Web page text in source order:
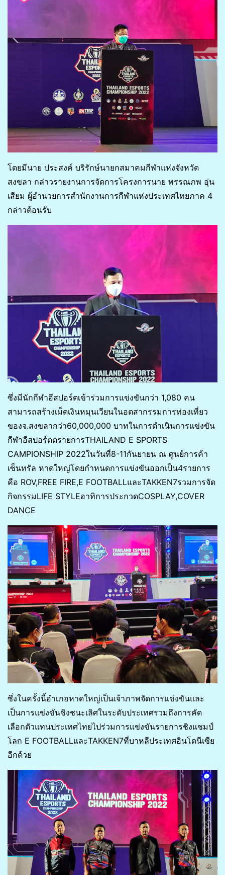
โดยมีนาย ประสงค์ บริรักษ์นายกสมาคมกีฬาแห่งจังหวัด
สงขลา กล่าวรายงานการจัดการโครงการนาย พรรณภพ อุ่น
เสียม ผู้อำนวยการสำนักงานการกีฬาแห่งประเทศไทยภาค 4
กล่าวต้อนรับ
ซึ่งมีนักกีฬาอีสปอร์ตเข้าร่วมการแข่งขันกว่า 1,080 คน
สามารถสร้างเม็ดเงินหมุนเวียนในอตสากรรมการท่องเที่ยว
ของจ.สงขลากว่า60,000,000 บาทในการดำเนินการแข่งขัน
กีฬาอีสปอร์ตตรายการTHAILAND E SPORTS
CAMPIONSHIP 2022ในวันที่8-11กันยายน ณ ศูนย์การค้า
เซ็นทรัล หาดใหญ่โดยกำหนดการแข่งขันออกเป็น4รายการ
คือ ROV,FREE FIRE,E FOOTBALLและTAKKEN7รวมการจัด
กิจกรรมLIFE STYLEอาทิการประกวดCOSPLAY,COVER
DANCE
ซึ่งในครั้งนี้อำเภอหาดใหญ่เป็นเจ้าภาพจัดการแข่งขันและ
เป็นการแข่งขันชิงชนะเลิศในระดับประเทศรวมถึงการคัด
เลือกตัวแทนประเทศไทยไปร่วมการแข่งขันรายการชิงแชมป์
โลก E FOOTBALLและTAKKEN7ที่บาหลีประเทศอินโดนีเซีย
อีกด้วย